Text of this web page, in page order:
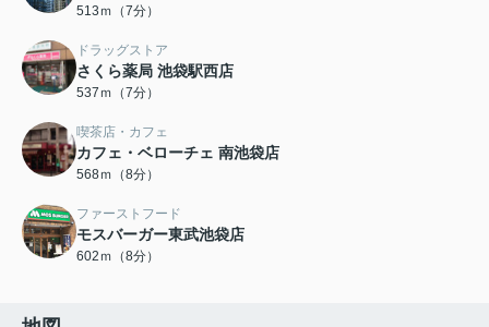
513ｍ（7分）
ドラッグストア
さくら薬局 池袋駅西店
537ｍ（7分）
喫茶店・カフェ
カフェ・ベローチェ 南池袋店
568ｍ（8分）
ファーストフード
モスバーガー東武池袋店
602ｍ（8分）